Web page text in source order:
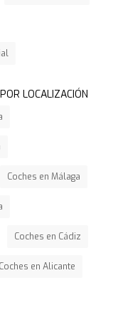
LOCALIZACIÓN
Coches en Málaga
Coches en Cádiz
Coches en Alicante